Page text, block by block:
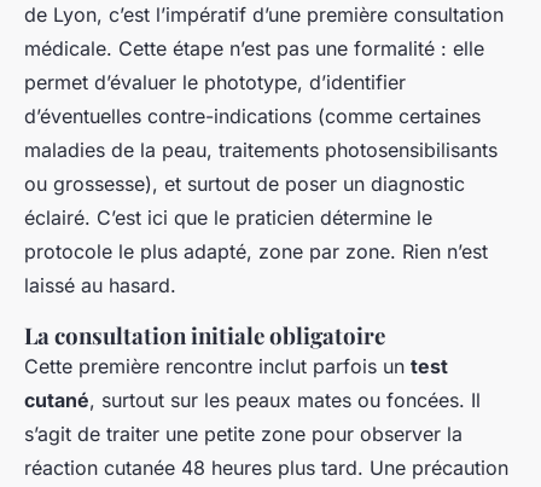
de Lyon, c’est l’impératif d’une première consultation
médicale. Cette étape n’est pas une formalité : elle
permet d’évaluer le phototype, d’identifier
d’éventuelles contre-indications (comme certaines
maladies de la peau, traitements photosensibilisants
ou grossesse), et surtout de poser un diagnostic
éclairé. C’est ici que le praticien détermine le
protocole le plus adapté, zone par zone. Rien n’est
laissé au hasard.
La consultation initiale obligatoire
Cette première rencontre inclut parfois un test
cutané, surtout sur les peaux mates ou foncées. Il
s’agit de traiter une petite zone pour observer la
réaction cutanée 48 heures plus tard. Une précaution